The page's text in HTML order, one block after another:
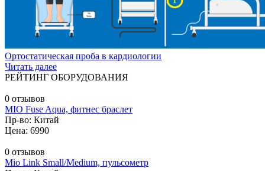
Ортостатическая проба в кардиологии
Читать далее
РЕЙТИНГ ОБОРУДОВАНИЯ
0 отзывов
MIO Fuse Aqua, фитнес браслет
Пр-во: Китай
Цена: 6990
0 отзывов
Mio Link Small/Medium, пульсометр